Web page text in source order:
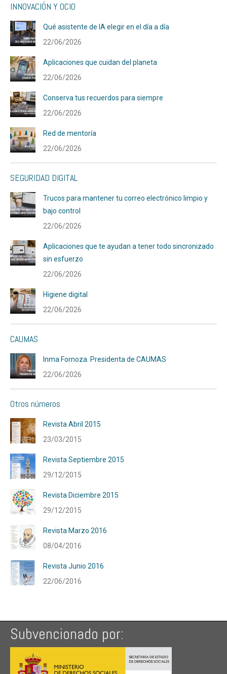
INNOVACIÓN Y OCIO
Qué asistente de IA elegir en el día a día
22/06/2026
Aplicaciones que cuidan del planeta
22/06/2026
Conserva tus recuerdos para siempre
22/06/2026
Red de mentoría
22/06/2026
SEGURIDAD DIGITAL
Trucos para mantener tu correo electrónico limpio y
bajo control
22/06/2026
Aplicaciones que te ayudan a tener todo sincronizado
sin esfuerzo
22/06/2026
Higiene digital
22/06/2026
CAUMAS
Inma Fornoza. Presidenta de CAUMAS
22/06/2026
Otros números
Revista Abril 2015
23/03/2015
Revista Septiembre 2015
29/12/2015
Revista Diciembre 2015
29/12/2015
Revista Marzo 2016
08/04/2016
Revista Junio 2016
22/06/2016
Subvencionado por: